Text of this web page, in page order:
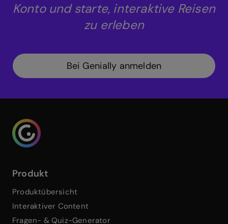
Konto und starte, interaktive Reisen
zu erleben
Bei Genially anmelden
Genialy home page
Produkt
Produktübersicht
Interaktiver Content
Fragen- & Quiz-Generator